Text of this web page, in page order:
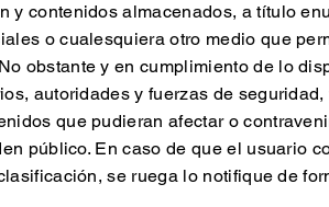
contenidos almacenados, a título
o cualesquiera otro medio que
obstante y en cumplimiento de lo
autoridades y fuerzas de
que pudieran afectar o
público. En caso de que el usuario
se ruega lo notifique de